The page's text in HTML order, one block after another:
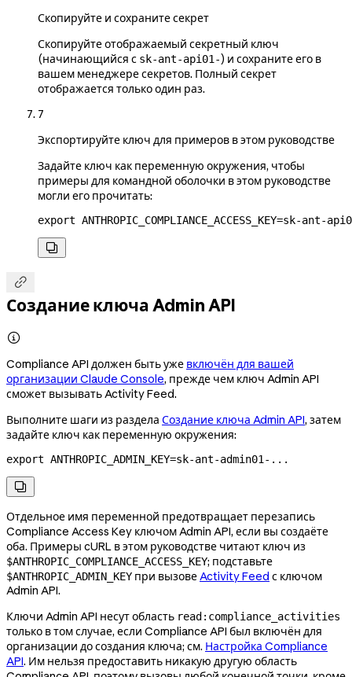
Скопируйте и сохраните секрет
Скопируйте отображаемый секретный ключ
(начинающийся с sk-ant-api01-) и сохраните его в
вашем менеджере секретов. Полный секрет
отображается только один раз.
7
Экспортируйте ключ для примеров в этом руководстве
Задайте ключ как переменную окружения, чтобы
примеры для командной оболочки в этом руководстве
могли его прочитать:
export ANTHROPIC_COMPLIANCE_ACCESS_KEY=sk-ant-


Создание ключа Admin API

Compliance API должен быть уже включён для вашей
организации Claude Console, прежде чем ключ Admin API
сможет вызывать Activity Feed.
Выполните шаги из раздела Создание ключа Admin API, затем
задайте ключ как переменную окружения:
export ANTHROPIC_ADMIN_KEY=sk-ant-admin01- ...

Отдельное имя переменной предотвращает перезапись
Compliance Access Key ключом Admin API, если вы создаёте
оба. Примеры cURL в этом руководстве читают ключ из
$ANTHROPIC_COMPLIANCE_ACCESS_KEY; подставьте
$ANTHROPIC_ADMIN_KEY при вызовеActivity Feed с ключом
Admin API.
Ключи Admin API несут область read:compliance_activities
только в том случае, если Compliance API был включён для
организации до создания ключа; см. Настройка Compliance
API. Им нельзя предоставить никакую другую область